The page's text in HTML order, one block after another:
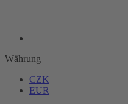
Währung
CZK
EUR